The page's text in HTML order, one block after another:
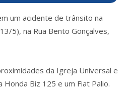
um acidente de trânsito na
5), na Rua Bento Gonçalves,
da Igreja Universal e
Biz 125 e um Fiat Palio.